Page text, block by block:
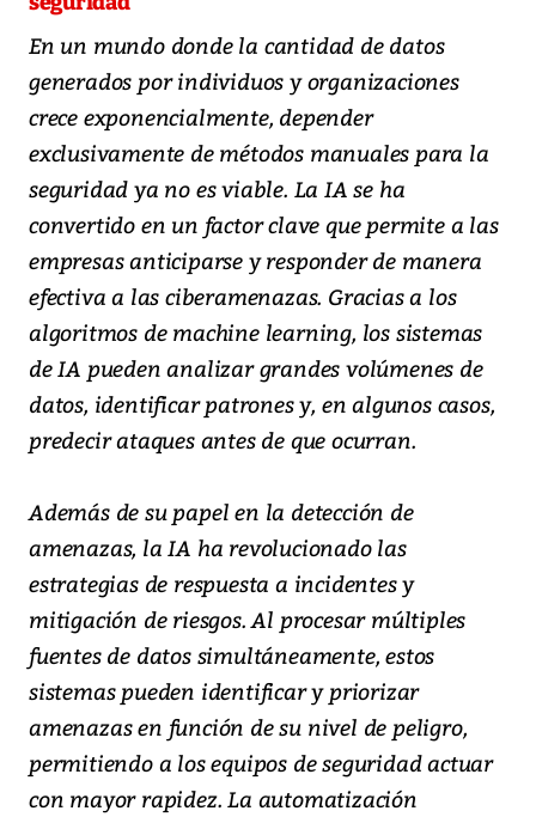
En un mundo donde la cantidad de datos
generados por individuos y organizaciones
crece exponencialmente, depender
exclusivamente de métodos manuales para la
seguridad ya no es viable. La IA se ha
convertido en un factor clave que permite a las
empresas anticiparse y responder de manera
efectiva a las ciberamenazas. Gracias a los
algoritmos de machine learning, los sistemas
de IA pueden analizar grandes volúmenes de
datos, identificar patrones y, en algunos casos,
predecir ataques antes de que ocurran.
Además de su papel en la detección de
amenazas, la IA ha revolucionado las
estrategias de respuesta a incidentes y
mitigación de riesgos. Al procesar múltiples
fuentes de datos simultáneamente, estos
sistemas pueden identificar y priorizar
amenazas en función de su nivel de peligro,
permitiendo a los equipos de seguridad actuar
con mayor rapidez. La automatización